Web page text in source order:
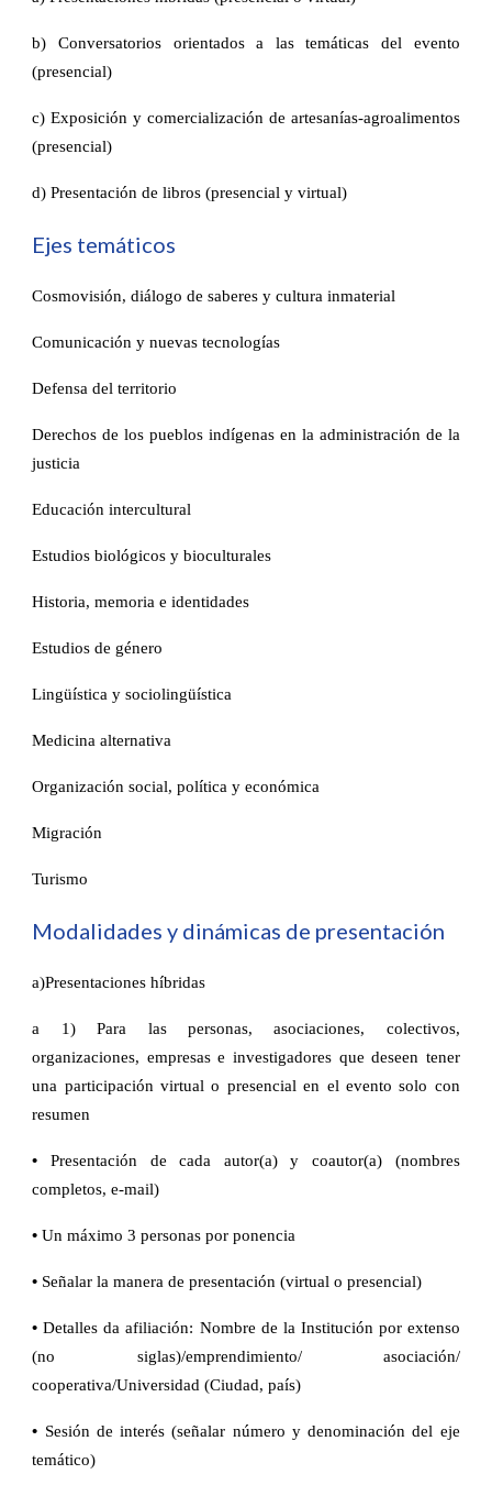
b) Conversatorios orientados a las temáticas del evento
(presencial)
c) Exposición y comercialización de artesanías-agroalimentos
(presencial)
d) Presentación de libros (presencial y virtual)
Ejes temáticos
Cosmovisión, diálogo de saberes y cultura inmaterial
Comunicación y nuevas tecnologías
Defensa del territorio
Derechos de los pueblos indígenas en la administración de la
justicia
Educación intercultural
Estudios biológicos y bioculturales
Historia, memoria e identidades
Estudios de género
Lingüística y sociolingüística
Medicina alternativa
Organización social, política y económica
Migración
Turismo
Modalidades y dinámicas de presentación
a)Presentaciones híbridas
a 1) Para las personas, asociaciones, colectivos,
organizaciones, empresas e investigadores que deseen tener
una participación virtual o presencial en el evento solo con
resumen
•Presentación de cada autor(a) y coautor(a) (nombres
completos, e-mail)
•Un máximo 3 personas por ponencia
• Señalar la manera de presentación (virtual o presencial)
•Detalles da afiliación: Nombre de la Institución por extenso
(no siglas)/emprendimiento/ asociación/
cooperativa/Universidad (Ciudad, país)
• Sesión de interés (señalar número y denominación del eje
temático)